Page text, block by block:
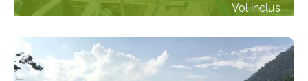
Vol inclus